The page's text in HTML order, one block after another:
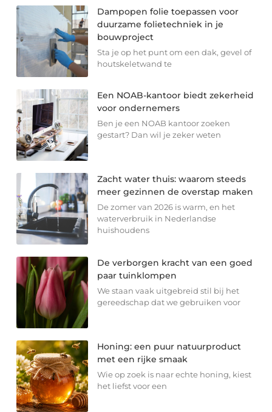
Dampopen folie toepassen voor
duurzame folietechniek in je
bouwproject
Sta je op het punt om een dak, gevel of
houtskeletwand te
Een NOAB-kantoor biedt zekerheid
voor ondernemers
Ben je een NOAB kantoor zoeken
gestart? Dan wil je zeker weten
Zacht water thuis: waarom steeds
meer gezinnen de overstap maken
De zomer van 2026 is warm, en het
waterverbruik in Nederlandse
huishoudens
De verborgen kracht van een goed
paar tuinklompen
We staan vaak uitgebreid stil bij het
gereedschap dat we gebruiken voor
Honing: een puur natuurproduct
met een rijke smaak
Wie op zoek is naar echte honing, kiest
het liefst voor een